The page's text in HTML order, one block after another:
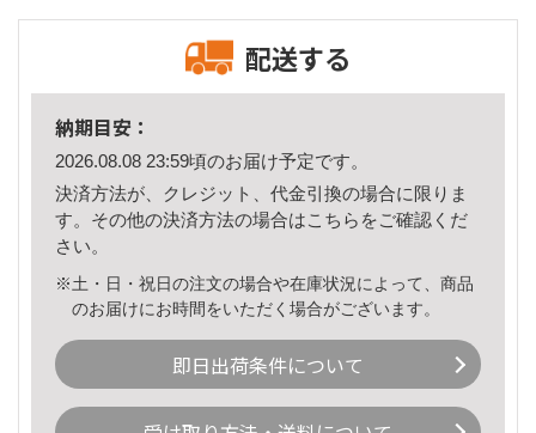
配送する
納期目安：
2026.08.08 23:59頃のお届け予定です。
決済方法が、クレジット、代金引換の場合に限りま
す。その他の決済方法の場合はこちら をご確認くだ
さい。
※土・日・祝日の注文の場合や在庫状況によって、商品
のお届けにお時間をいただく場合がございます。
即日出荷条件について